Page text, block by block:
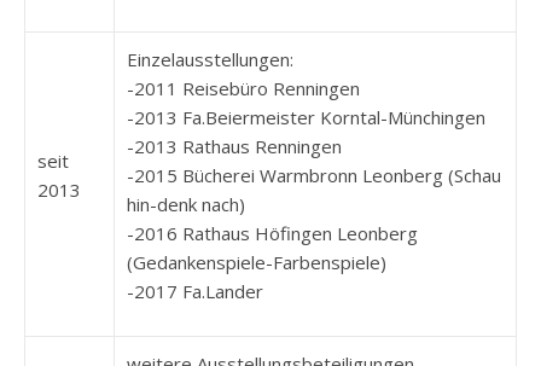
seit
2013
Einzelausstellungen:
-2011 Reisebüro Renningen
-2013 Fa.Beiermeister Korntal-Münchingen
-2013 Rathaus Renningen
-2015 Bücherei Warmbronn Leonberg (Schau
hin-denk nach)
-2016 Rathaus Höfingen Leonberg
(Gedankenspiele-Farbenspiele)
-2017 Fa.Lander